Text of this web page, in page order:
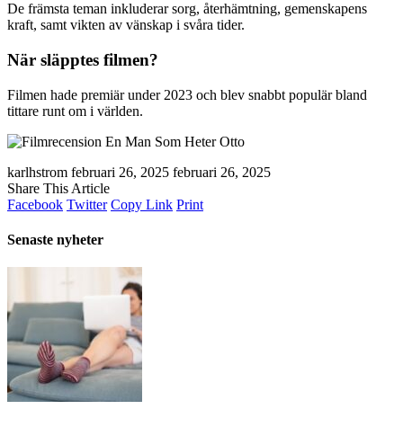
De främsta teman inkluderar sorg, återhämtning, gemenskapens
kraft, samt vikten av vänskap i svåra tider.
När släpptes filmen?
Filmen hade premiär under 2023 och blev snabbt populär bland
tittare runt om i världen.
karlhstrom februari 26, 2025 februari 26, 2025
Share This Article
Facebook Twitter Copy Link Print
Senaste nyheter